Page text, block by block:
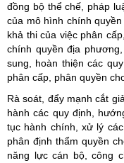
đồng bộ thể chế, pháp
của mô hình chính
khả thi của việc phân
chính quyền địa
sung, hoàn thiện các
phân cấp, phân quyền
Rà soát, đẩy mạnh cắt
hành các quy định,
tục hành chính, xử lý
phân định thẩm quyền
năng lực cán bộ, công